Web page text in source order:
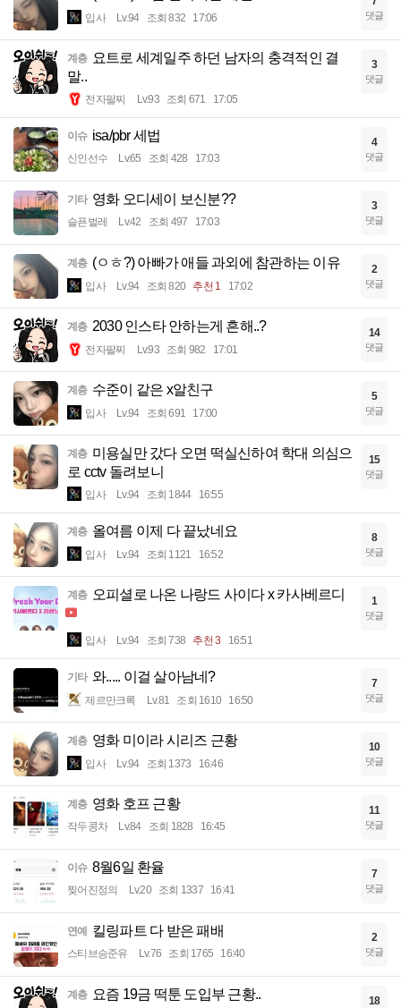
입사 Lv.94 조회 832 17:06 댓글
계층 요트로 세계일주 하던 남자의 충격적인 결
말..
전자팔찌 Lv.93 조회 671 17:05
3
댓글
이슈 isa/pbr 세법
신인선수 Lv.65 조회 428 17:03
4
댓글
기타 영화 오디세이 보신분??
슬픈벌레 Lv.42 조회 497 17:03
3
댓글
계층 (ㅇㅎ?) 아빠가 애들 과외에 참관하는 이유
입사 Lv.94 조회 820 추천 1 17:02
2
댓글
계층 2030 인스타 안하는게 흔해..?
전자팔찌 Lv.93 조회 982 17:01
14
댓글
계층 수준이 같은 x알친구
입사 Lv.94 조회 691 17:00
5
댓글
계층 미용실만 갔다 오면 떡실신하여 학대 의심으
로 cctv 돌려보니
입사 Lv.94 조회 1844 16:55
15
댓글
계층 올여름 이제 다 끝났네요
입사 Lv.94 조회 1121 16:52
8
댓글
계층 오피셜로 나온 나랑드 사이다 x 카사베르디
입사 Lv.94 조회 738 추천 3 16:51
1
댓글
기타 와..... 이걸 살아남네?
제르만크록 Lv.81 조회 1610 16:50
7
댓글
계층 영화 미이라 시리즈 근황
입사 Lv.94 조회 1373 16:46
10
댓글
계층 영화 호프 근황
작두콩차 Lv.84 조회 1828 16:45
11
댓글
이슈 8월6일 환율
찢어진정의 Lv.20 조회 1337 16:41
7
댓글
연예 킬링파트 다 받은 패배
스티브승준유 Lv.76 조회 1765 16:40
2
댓글
계층 요즘 19금 떡툰 도입부 근황.. 18